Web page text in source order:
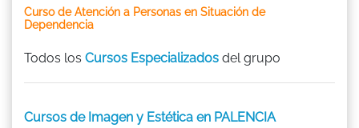
Curso de Atención a Personas en Situación de
Dependencia
Todos los Cursos Especializados del grupo
Cursos de Imagen y Estética en PALENCIA